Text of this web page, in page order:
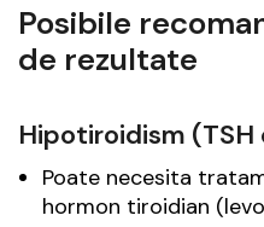
Posibile
de rezultate
Hipotiroidism
Poate necesita
hormon tiroidian